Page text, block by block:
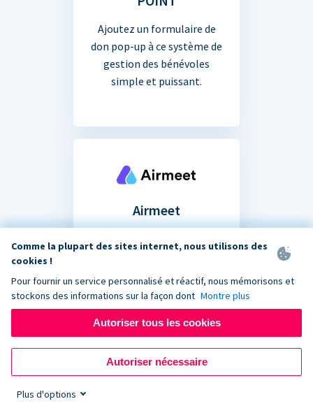
Ajoutez un formulaire de
don pop-up à ce système de
gestion des bénévoles
simple et puissant.
Airmeet
de don dans le chat de votre
collecte de fonds virtuel.
Comme la plupart des sites internet, nous utilisons des
cookies !
Pour fournir un service personnalisé et réactif, nous mémorisons et
stockons des informations sur la façon dont Montre plus
Autoriser tous les cookies
Autoriser nécessaire
Plus d'options